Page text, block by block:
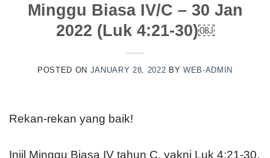
Minggu Biasa IV/C – 30 Jan
2022 (Luk 4:21-30)￼
POSTED ON JANUARY 28, 2022 BYWEB-ADMIN
Rekan-rekan yang baik!
Injil Minggu Biasa IV tahun C, yakni Luk 4:21-30,